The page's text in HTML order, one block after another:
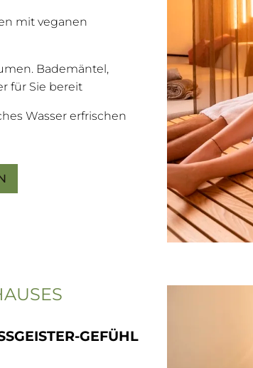
mit veganen
Bademäntel,
für Sie bereit
Wasser erfrischen
GEFÜHL